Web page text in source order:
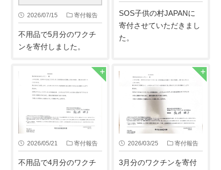
2026/07/15 寄付報告
不用品で5月分のワクチ
ンを寄付しました。
SOS子供の村JAPANに
寄付させていただきまし
た。
2026/05/21 寄付報告
不用品で4月分のワクチ
2026/03/25 寄付報告
3月分のワクチンを寄付